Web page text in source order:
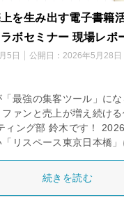
上を生み出す電子書籍
ボセミナー 現場レポ
5日 公開日： 2026年5月28日
最強の集客ツール」に
ァンと売上が増え続ける
ィング部 鈴木です！
「リスペース東京日本橋
続きを読む